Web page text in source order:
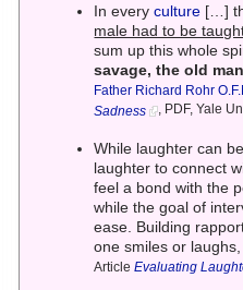
In everyculture […]
male had to be
sum up this whole
savage, the old
Father Richard Rohr
Sadness
, PDF, Yale
While laughter can
laughter to connect
feel a bond with the
while the goal of
ease. Building
one smiles or
ArticleEvaluating